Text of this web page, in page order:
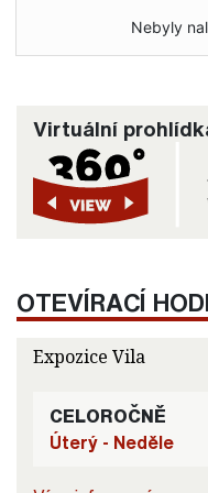
Nebyly
Virtuální
OTEVÍRACÍ
Expozice Vila
CELOROČNĚ
Úterý - Neděle